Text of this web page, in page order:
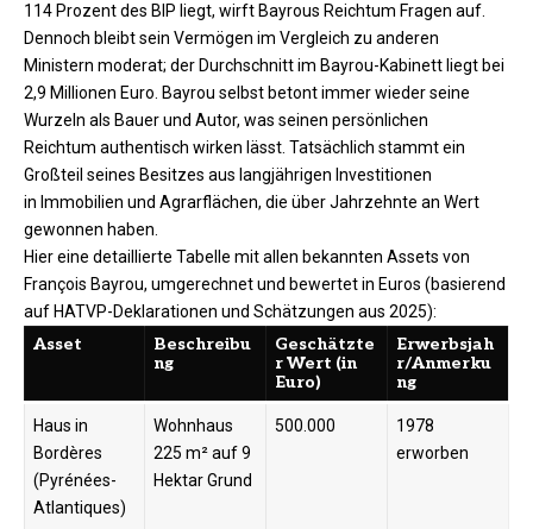
114 Prozent des BIP liegt, wirft Bayrous Reichtum Fragen auf.
Dennoch bleibt sein Vermögen im Vergleich zu anderen
Ministern moderat; der Durchschnitt im Bayrou-Kabinett liegt bei
2,9 Millionen Euro. Bayrou selbst betont immer wieder seine
Wurzeln als Bauer und Autor, was seinen persönlichen
Reichtum authentisch wirken lässt. Tatsächlich stammt ein
Großteil seines Besitzes aus langjährigen Investitionen
in Immobilien und Agrarflächen, die über Jahrzehnte an Wert
gewonnen haben.
Hier eine detaillierte Tabelle mit allen bekannten Assets von
François Bayrou, umgerechnet und bewertet in Euros (basierend
auf HATVP-Deklarationen und Schätzungen aus 2025):
Asset
Beschreibu
ng
Geschätzte
r Wert (in
Euro)
Erwerbsjah
r/Anmerku
ng
Haus in
Bordères
(Pyrénées-
Atlantiques)
Wohnhaus
225 m² auf 9
Hektar Grund
500.000
1978
erworben​